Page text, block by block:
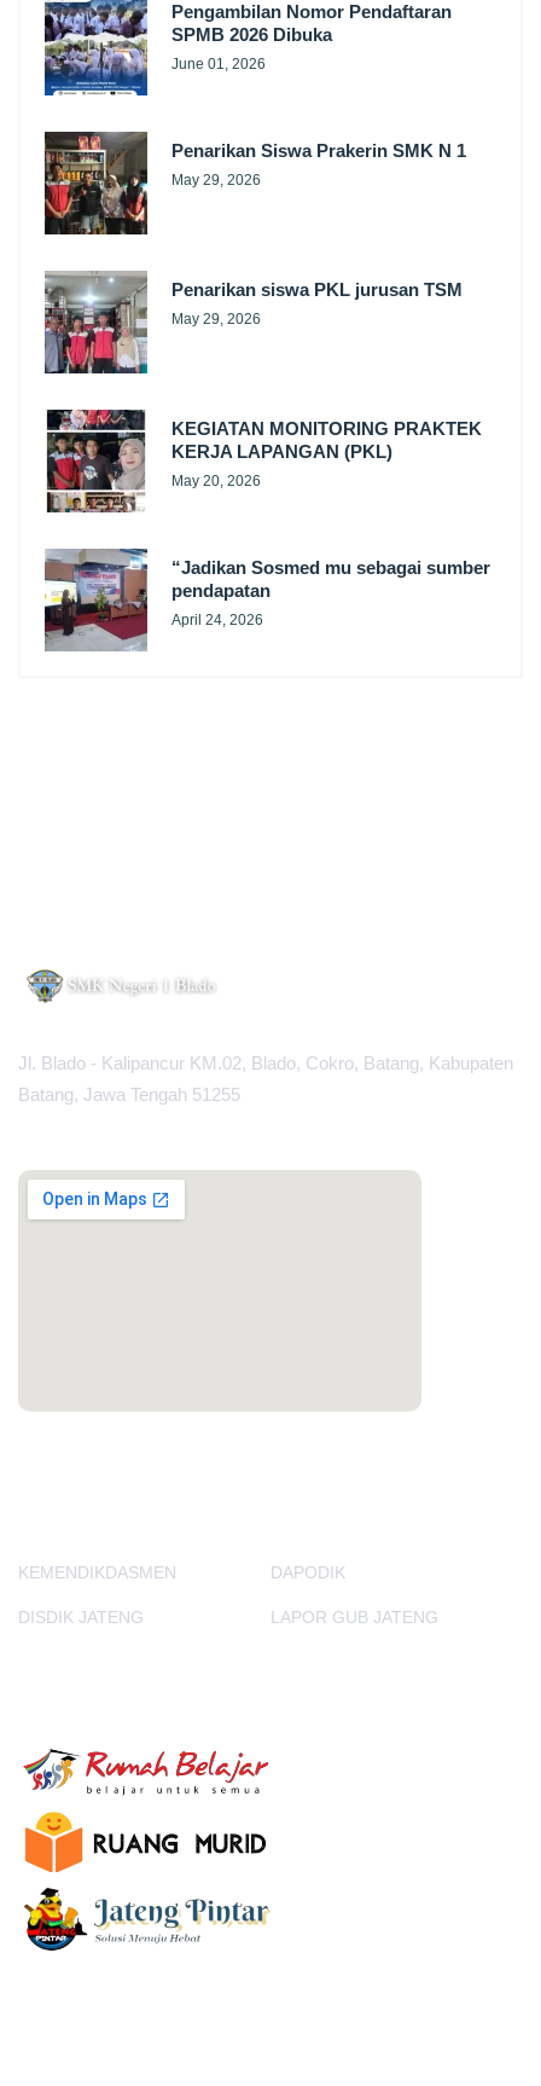
Pengambilan Nomor Pendaftaran
SPMB 2026 Dibuka
June 01, 2026
Penarikan Siswa Prakerin SMK N 1
May 29, 2026
Penarikan siswa PKL jurusan TSM
May 29, 2026
KEGIATAN MONITORING PRAKTEK
KERJA LAPANGAN (PKL)
May 20, 2026
“Jadikan Sosmed mu sebagai sumber
pendapatan
April 24, 2026
Jl. Blado - Kalipancur KM.02, Blado, Cokro, Batang, Kabupaten
Batang, Jawa Tengah 51255
KEMENDIKDASMEN DAPODIK
DISDIK JATENG LAPOR GUB JATENG